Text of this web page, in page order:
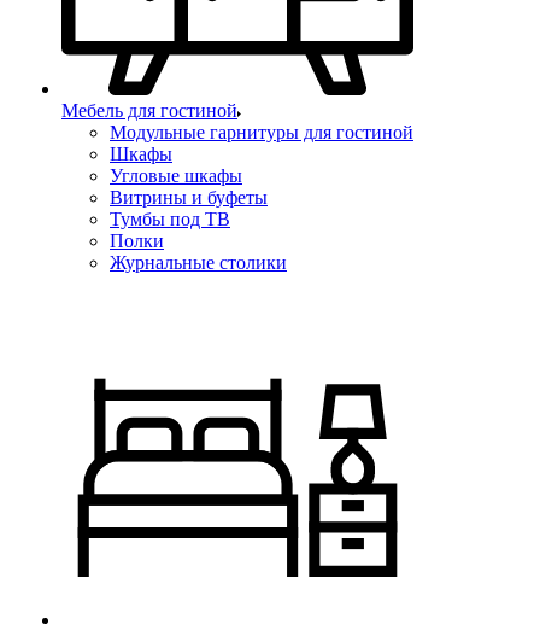
Мебель для гостиной
Модульные гарнитуры для гостиной
Шкафы
Угловые шкафы
Витрины и буфеты
Тумбы под ТВ
Полки
Журнальные столики